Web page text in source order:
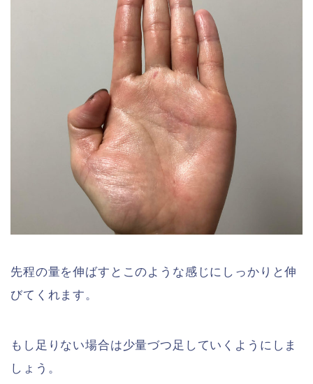
先程の量を伸ばすとこのような感じにしっかりと伸
びてくれます。
もし足りない場合は少量づつ足していくようにしま
しょう。